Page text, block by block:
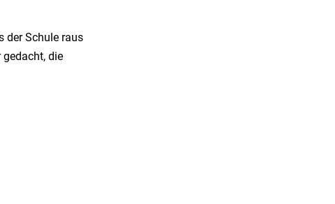
der Schule raus
gedacht, die